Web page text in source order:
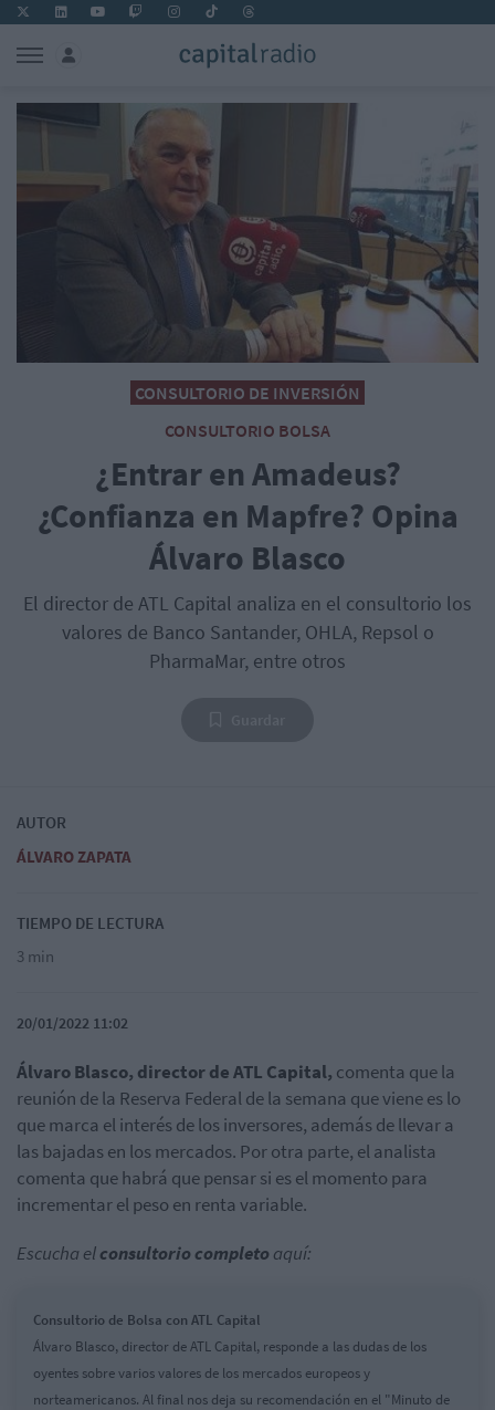
CONSULTORIO DE INVERSIÓN
CONSULTORIO BOLSA
¿Entrar en Amadeus?
¿Confianza en Mapfre? Opina
Álvaro Blasco
El director de ATL Capital analiza en el consultorio los
valores de Banco Santander, OHLA, Repsol o
PharmaMar, entre otros
AUTOR
ÁLVARO ZAPATA
TIEMPO DE LECTURA
3 min
20/01/2022 11:02
Álvaro Blasco, director de ATL Capital, comenta que la
reunión de la Reserva Federal de la semana que viene es lo
que marca el interés de los inversores, además de llevar a
las bajadas en los mercados. Por otra parte, el analista
comenta que habrá que pensar si es el momento para
incrementar el peso en renta variable.
Escucha elconsultorio completo aquí:
Consultorio de Bolsa con ATL Capital
Álvaro Blasco, director de ATL Capital, responde a las dudas de los
oyentes sobre varios valores de los mercados europeos y
norteamericanos. Al final nos deja su recomendación en el "Minuto de